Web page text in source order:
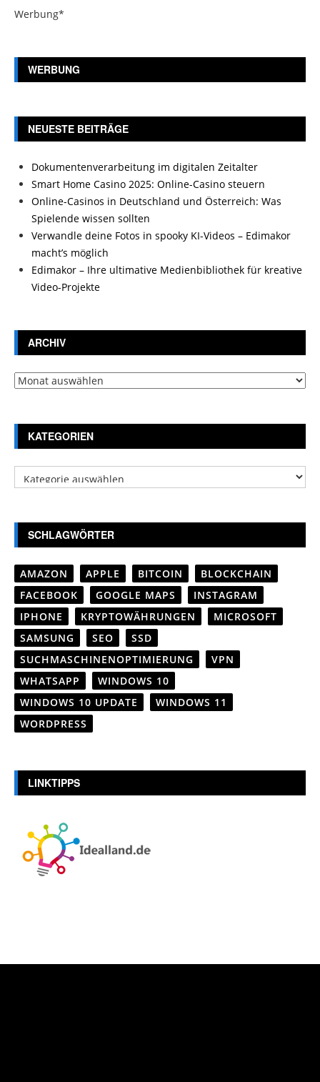
Werbung*
WERBUNG
NEUESTE BEITRÄGE
Dokumentenverarbeitung im digitalen Zeitalter
Smart Home Casino 2025: Online-Casino steuern
Online-Casinos in Deutschland und Österreich: Was
Spielende wissen sollten
Verwandle deine Fotos in spooky KI-Videos – Edimakor
macht’s möglich
Edimakor – Ihre ultimative Medienbibliothek für kreative
Video-Projekte
ARCHIV
Archiv
KATEGORIEN
Kategorien
SCHLAGWÖRTER
AMAZON APPLE BITCOIN
BLOCKCHAIN
FACEBOOK
GOOGLE MAPS
INSTAGRAM
IPHONE
KRYPTOWÄHRUNGEN
MICROSOFT
SAMSUNG
SEO
SSD
SUCHMASCHINENOPTIMIERUNG
VPN
WHATSAPP
WINDOWS 10
WINDOWS 10 UPDATE
WINDOWS 11
WORDPRESS
LINKTIPPS